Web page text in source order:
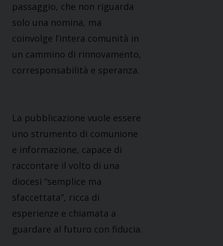
passaggio, che non riguarda
solo una nomina, ma
coinvolge l’intera comunità in
un cammino di rinnovamento,
corresponsabilità e speranza.
La pubblicazione vuole essere
uno strumento di comunione
e informazione, capace di
raccontare il volto di una
diocesi “semplice ma
sfaccettata”, ricca di
esperienze e chiamata a
guardare al futuro con fiducia.